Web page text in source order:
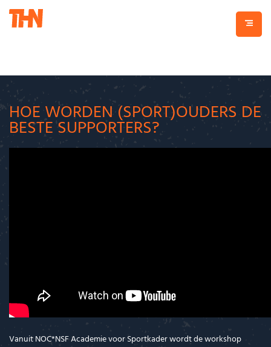
HOE WORDEN (SPORT)OUDERS DE
BESTE SUPPORTERS?
Vanuit NOC*NSF Academie voor Sportkader wordt de workshop